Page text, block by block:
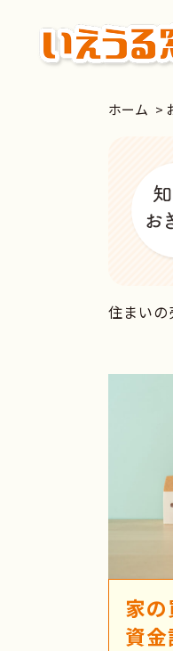
ホーム >
お役立ち
住まいの
家
資